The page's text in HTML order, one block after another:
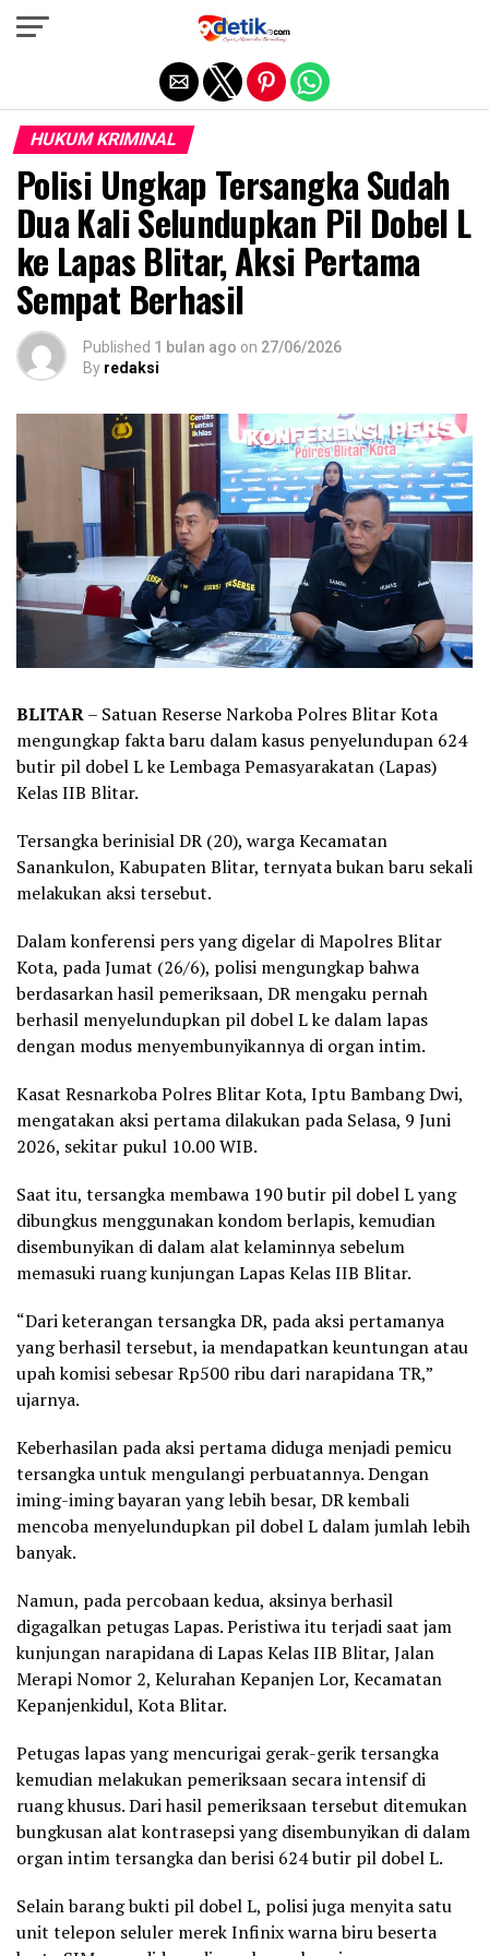
HUKUM KRIMINAL
Polisi Ungkap Tersangka Sudah
Dua Kali Selundupkan Pil Dobel L
ke Lapas Blitar, Aksi Pertama
Sempat Berhasil
Published 1 bulan ago on 27/06/2026
By redaksi
BLITAR– Satuan Reserse Narkoba Polres Blitar Kota
mengungkap fakta baru dalam kasus penyelundupan 624
butir pil dobel L ke Lembaga Pemasyarakatan (Lapas)
Kelas IIB Blitar.
Tersangka berinisial DR (20), warga Kecamatan
Sanankulon, Kabupaten Blitar, ternyata bukan baru sekali
melakukan aksi tersebut.
Dalam konferensi pers yang digelar di Mapolres Blitar
Kota, pada Jumat (26/6), polisi mengungkap bahwa
berdasarkan hasil pemeriksaan, DR mengaku pernah
berhasil menyelundupkan pil dobel L ke dalam lapas
dengan modus menyembunyikannya di organ intim.
Kasat Resnarkoba Polres Blitar Kota, Iptu Bambang Dwi,
mengatakan aksi pertama dilakukan pada Selasa, 9 Juni
2026, sekitar pukul 10.00 WIB.
Saat itu, tersangka membawa 190 butir pil dobel L yang
dibungkus menggunakan kondom berlapis, kemudian
disembunyikan di dalam alat kelaminnya sebelum
memasuki ruang kunjungan Lapas Kelas IIB Blitar.
“Dari keterangan tersangka DR, pada aksi pertamanya
yang berhasil tersebut, ia mendapatkan keuntungan atau
upah komisi sebesar Rp500 ribu dari narapidana TR,”
ujarnya.
Keberhasilan pada aksi pertama diduga menjadi pemicu
tersangka untuk mengulangi perbuatannya. Dengan
iming-iming bayaran yang lebih besar, DR kembali
mencoba menyelundupkan pil dobel L dalam jumlah lebih
banyak.
Namun, pada percobaan kedua, aksinya berhasil
digagalkan petugas Lapas. Peristiwa itu terjadi saat jam
kunjungan narapidana di Lapas Kelas IIB Blitar, Jalan
Merapi Nomor 2, Kelurahan Kepanjen Lor, Kecamatan
Kepanjenkidul, Kota Blitar.
Petugas lapas yang mencurigai gerak-gerik tersangka
kemudian melakukan pemeriksaan secara intensif di
ruang khusus. Dari hasil pemeriksaan tersebut ditemukan
bungkusan alat kontrasepsi yang disembunyikan di dalam
organ intim tersangka dan berisi 624 butir pil dobel L.
Selain barang bukti pil dobel L, polisi juga menyita satu
unit telepon seluler merek Infinix warna biru beserta
Exit mobile version